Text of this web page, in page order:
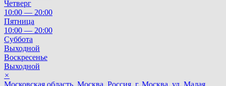
Четверг
10:00 — 20:00
Пятница
10:00 — 20:00
Суббота
Выходной
Воскресенье
Выходной
×
Московская область, Москва, Россия, г. Москва, ул. Малая